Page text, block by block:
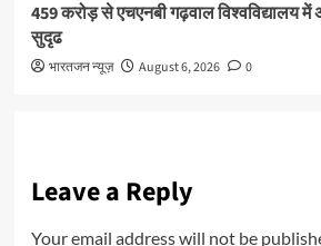
459 करोड़ से एचएनबी गढ़वाल विश्वविद्यालय
सुदृढ
भारतजन न्यूज़ August 6, 2026 0
Leave a Reply
Your email address will not be